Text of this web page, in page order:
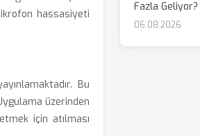
hassasiyeti
Bu
üzerinden
için atılması
Fazla Geliyor?
06.08.2026